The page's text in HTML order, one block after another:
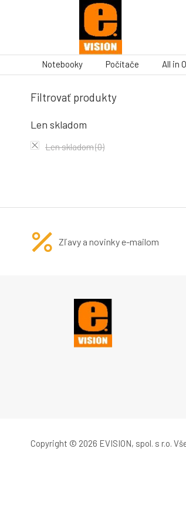
Notebooky Počítače All in
Filtrovať produkty
Len skladom
Len skladom(0)
Zľavy a novinky e-mailom
Copyright © 2026 EVISION, spol. s r.o.